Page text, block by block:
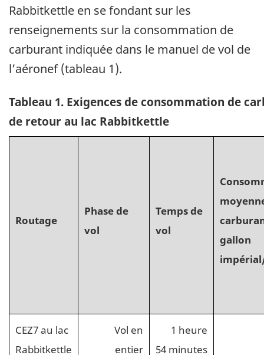
Rabbitkettle en se fondant sur les
renseignements sur la consommation de
carburant indiquée dans le manuel de vol de
l’aéronef (tableau 1).
Tableau 1. Exigences de consommation de
de retour au lac Rabbitkettle
Routage
Phase de
vol
Temps de
vol
gallon
CEZ7 au lac
Rabbitkettle
Vol en
entier
1 heure
54 minutes